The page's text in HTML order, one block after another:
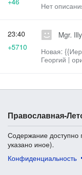
Нет
Mgr.
Новая: {{Иерарх |
Георгий |
23:40
+5710
Православная-
Содержание доступно
указано иное).
Конфиденциальность